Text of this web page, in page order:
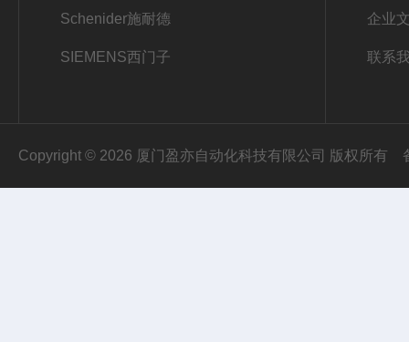
Schenider施耐德
SIEMENS西门子
企业
联系
Copyright © 2026 厦门盈亦自动化科技有限公司 版权所有